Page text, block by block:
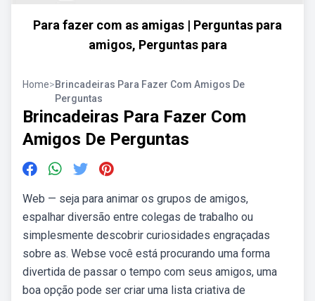
Para fazer com as amigas | Perguntas para
amigos, Perguntas para
Home>Brincadeiras Para Fazer Com Amigos De
Perguntas
Brincadeiras Para Fazer Com
Amigos De Perguntas
Web — seja para animar os grupos de amigos,
espalhar diversão entre colegas de trabalho ou
simplesmente descobrir curiosidades engraçadas
sobre as. Webse você está procurando uma forma
divertida de passar o tempo com seus amigos, uma
boa opção pode ser criar uma lista criativa de